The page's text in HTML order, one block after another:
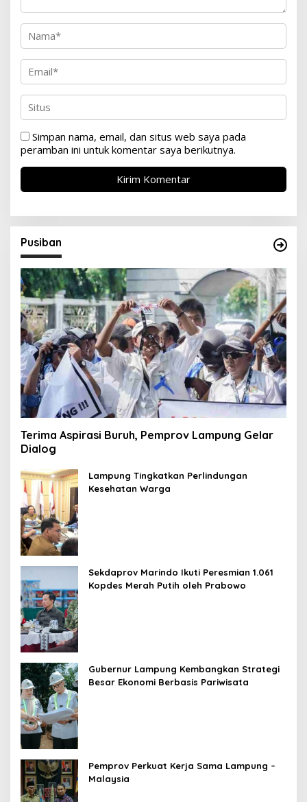
Simpan nama, email, dan situs web saya pada
peramban ini untuk komentar saya berikutnya.
Pusiban
Terima Aspirasi Buruh, Pemprov Lampung Gelar
Dialog
Lampung Tingkatkan Perlindungan
Kesehatan Warga
Sekdaprov Marindo Ikuti Peresmian 1.061
Kopdes Merah Putih oleh Prabowo
Gubernur Lampung Kembangkan Strategi
Besar Ekonomi Berbasis Pariwisata
Pemprov Perkuat Kerja Sama Lampung –
Malaysia